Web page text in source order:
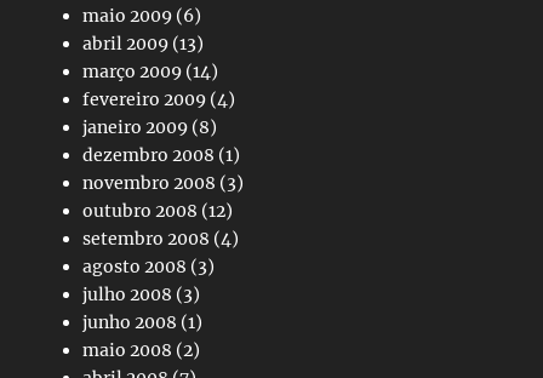
maio 2009 (6)
abril 2009 (13)
março 2009 (14)
fevereiro 2009 (4)
janeiro 2009 (8)
dezembro 2008 (1)
novembro 2008 (3)
outubro 2008 (12)
setembro 2008 (4)
agosto 2008 (3)
julho 2008 (3)
junho 2008 (1)
maio 2008 (2)